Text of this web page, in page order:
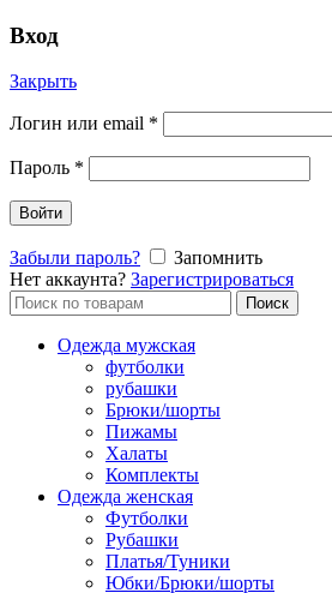
Вход
Закрыть
Логин или email *
Пароль *
Войти
Забыли пароль?
Запомнить
Нет аккаунта? Зарегистрироваться
Поиск
по:
Поиск
Одежда мужская
футболки
рубашки
Брюки/шорты
Пижамы
Халаты
Комплекты
Одежда женская
Футболки
Рубашки
Платья/Туники
Юбки/Брюки/шорты